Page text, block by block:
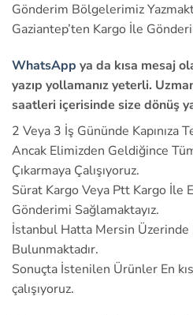
Gönderim Bölgelerimiz
Gaziantep’ten Kargo İle
WhatsApp ya da kısa mesaj
yazıp yollamanız yeterli.
saatleri içerisinde size dönüş
2 Veya 3 İş Gününde Kapınıza
Ancak Elimizden Geldiğince
Çıkarmaya Çalışıyoruz.
Sürat Kargo Veya Ptt Kargo İle
Gönderimi Sağlamaktayız.
İstanbul Hatta Mersin Üzerinde
Bulunmaktadır.
Sonuçta İstenilen Ürünler En
çalışıyoruz.